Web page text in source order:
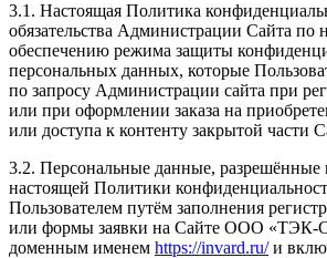
3.1. Настоящая Политика
обязательства Администрации Сайта по
обеспечению режима защиты
персональных данных, которые
по запросу Администрации сайта при
или при оформлении заказа на
или доступа к контенту закрытой части
3.2. Персональные данные, разрешённые
настоящей Политики
Пользователем путём заполнения
или формы заявки на Сайте ООО
доменным именем https://invard.ru/и